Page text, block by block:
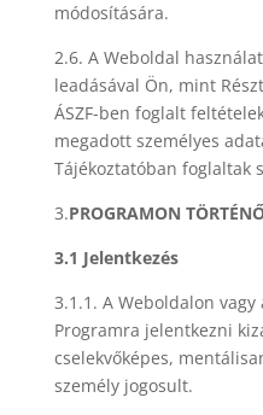
módosítására.
2.6. A Weboldal
leadásával Ön, mint
ÁSZF-ben foglalt
megadott személyes
Tájékoztatóban foglaltak
3.PROGRAMON
3.1 Jelentkezés
3.1.1. A Weboldalon
Programra jelentkezni
cselekvőképes,
személy jogosult.